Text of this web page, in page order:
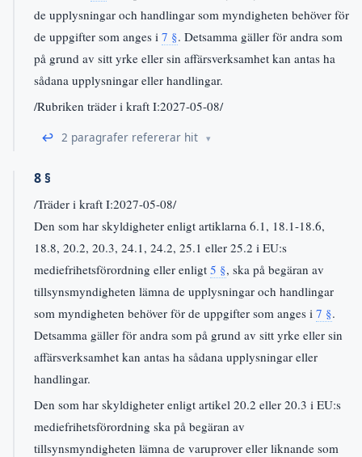
de upplysningar och handlingar som myndigheten behöver för
de uppgifter som anges i 7 §. Detsamma gäller för andra som
på grund av sitt yrke eller sin affärsverksamhet kan antas ha
sådana upplysningar eller handlingar.
/Rubriken träder i kraft I:2027-05-08/
↩ 2 paragrafer refererar hit
8 §
/Träder i kraft I:2027-05-08/
Den som har skyldigheter enligt artiklarna 6.1, 18.1-18.6,
18.8, 20.2, 20.3, 24.1, 24.2, 25.1 eller 25.2 i EU:s
mediefrihetsförordning eller enligt 5 §, ska på begäran av
tillsynsmyndigheten lämna de upplysningar och handlingar
som myndigheten behöver för de uppgifter som anges i 7 §.
Detsamma gäller för andra som på grund av sitt yrke eller sin
affärsverksamhet kan antas ha sådana upplysningar eller
handlingar.
Den som har skyldigheter enligt artikel 20.2 eller 20.3 i EU:s
mediefrihetsförordning ska på begäran av
tillsynsmyndigheten lämna de varuprover eller liknande som